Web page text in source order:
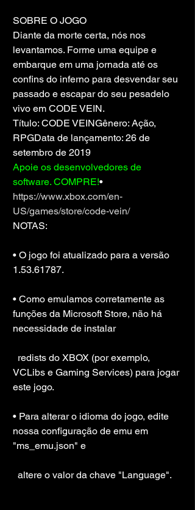
SOBRE O JOGO
Diante da morte certa, nós nos
levantamos. Forme uma equipe e
embarque em uma jornada até os
confins do inferno para desvendar seu
passado e escapar do seu pesadelo
vivo em CODE VEIN.
Título: CODE VEINGênero: Ação,
RPGData de lançamento: 26 de
setembro de 2019
Apoie os desenvolvedores de
software. COMPRE!•
https://www.xbox.com/en-
US/games/store/code-vein/
NOTAS:
• O jogo foi atualizado para a versão
1.53.61787.
• Como emulamos corretamente as
funções da Microsoft Store, não há
necessidade de instalar
redists do XBOX (por exemplo,
VCLibs e Gaming Services) para jogar
este jogo.
• Para alterar o idioma do jogo, edite
nossa configuração de emu em
"ms_emu.json" e
altere o valor da chave "Language".